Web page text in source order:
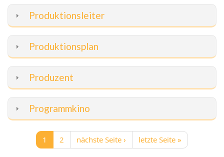
Produktionsleiter
Produktionsplan
Produzent
Programmkino
1 2 nächste Seite › letzte Seite »